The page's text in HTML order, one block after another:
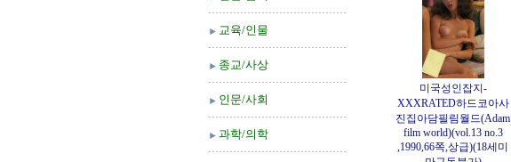
교육/인물
종교/사상
인문/사회
과학/의학
미국성인잡지-
XXXRATED하드코아사
진집아담필림월드(Adam
film world)(vol.13 no.3
,1990,66쪽,상급)(18세미